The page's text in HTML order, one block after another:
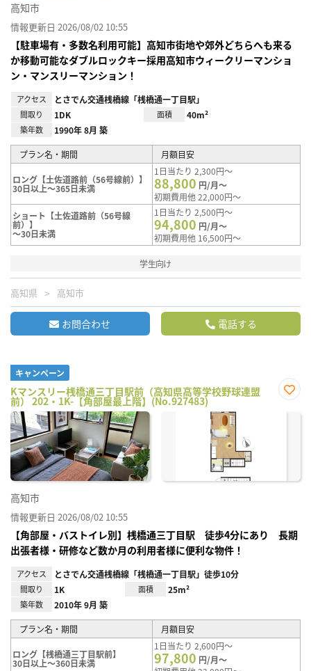
高知市
情報更新日 2026/08/02 10:55
【駐車場有・多数名利用可能】高知市街地や郊外どちらへも来る
か移動可能なダブルロックキー採用高知市ウィークリーマンショ
ン・マンスリーマンション！
アクセス とさでん交通桟橋線「桟橋通一丁目駅」
間取り 1DK 面積 40m²
築年数 1990年 8月 築
プラン名・期間 月額目安
ロング【土佐道路前（56号線前）】
30日以上～365日未満
1日当たり 2,300円～
88,800 円/月～
初期費用他 22,000円～
ショート【土佐道路前（56号線
前）】
～30日未満
1日当たり 2,500円～
94,800 円/月～
初期費用他 16,500円～
学生向け
高知県 高知市
お問合わせ 電話する
キャンペーン
Kマンスリー桟橋通三丁目駅前（高知県高等学校野球連盟
前） 202・1K-【角部屋最上階】(No.927483)
に入
高知市
情報更新日 2026/08/02 10:55
【角部屋・バストイレ別】桟橋通三丁目駅 徒歩4分にあり 長期
出張者様・研修など数か月の利用者様に便利な物件！
アクセス とさでん交通桟橋線「桟橋通一丁目駅」徒歩10分
間取り 1K 面積 25m²
築年数 2010年 9月 築
プラン名・期間 月額目安
ロング【桟橋通三丁目駅前】
30日以上～360日未満
1日当たり 2,600円～
97,800 円/月～